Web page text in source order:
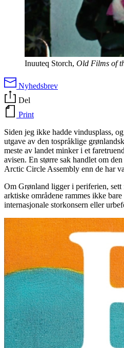
Inuuteq Storch, Old Films of
Nyhedsbrev
Del
Print
Siden jeg ikke hadde vindusplass,
utgave av den tospråklige
meste av landet minker i et
avisen. En større sak handlet om
Arctic Circle Assembly enn de har
Om Grønland ligger i periferien, sett
arktiske områdene rammes ikke
internasjonale storkonsern eller